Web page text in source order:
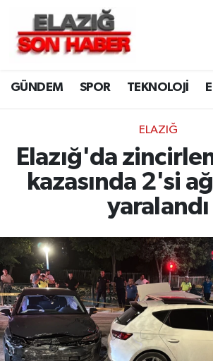
GÜNDEM SPOR TEKNOLOJİ
ELAZIĞ
Elazığ'da
kazasında 2'si
yaralandı
CANLI YAYIN
ASAYİŞ
BİLİM VE TEKNOLOJİ
DÜNYA
ELAZIĞ
GENEL
GÜNDEM
Merkez Hava Durumu
Merkez Trafik Yoğunluk
Süper Lig Puan Durumu ve
Tüm Manşetler
Son Dakika Haberleri